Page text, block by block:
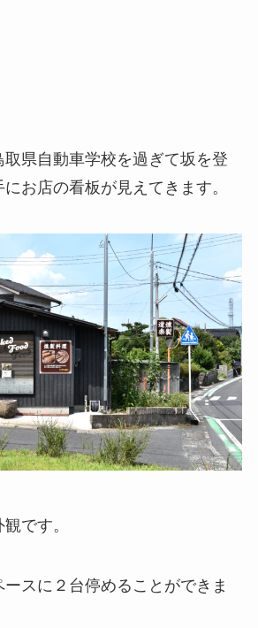
県自動車学校を過ぎて坂を登
お店の看板が見えてきます。
です。
スに２台停めることができま